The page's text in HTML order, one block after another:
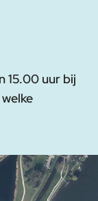
15.00 uur bij